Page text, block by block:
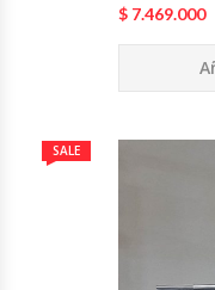
$ 7.469.000
SALE